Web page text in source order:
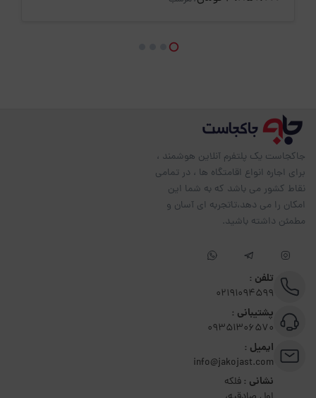
جاکجاست یک پلتفرم آنلاین هوشمند ،
برای اجاره انواع اقامتگاه ها ، در تمامی
نقاط کشور می باشد که به شما این
امکان را می دهد،تاتجربه ای آسان و
مطمئن داشته باشید.
تلفن :
02191094599
پشتیبانی :
09351306570
ایمیل :
info@jakojast.com
نشانی :فلکه